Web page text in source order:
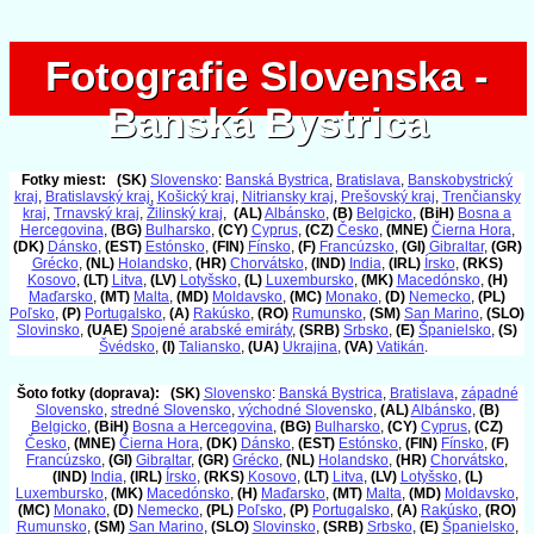
Fotografie Slovenska -
Banská Bystrica
Fotografie Slovenska -
Banská Bystrica
Fotky miest: (SK) Slovensko: Banská Bystrica, Bratislava, Banskobystrický
kraj, Bratislavský kraj, Košický kraj, Nitriansky kraj, Prešovský kraj, Trenčiansky
kraj, Trnavský kraj, Žilinský kraj, (AL)Albánsko, (B) Belgicko, (BiH) Bosna a
Hercegovina, (BG) Bulharsko, (CY) Cyprus, (CZ) Česko, (MNE) Čierna Hora,
(DK) Dánsko, (EST) Estónsko, (FIN) Fínsko, (F) Francúzsko, (GI) Gibraltar, (GR)
Grécko, (NL) Holandsko, (HR) Chorvátsko, (IND) India, (IRL) Írsko, (RKS)
Kosovo, (LT) Litva, (LV) Lotyšsko, (L) Luxembursko, (MK) Macedónsko, (H)
Maďarsko, (MT) Malta, (MD) Moldavsko, (MC) Monako, (D) Nemecko, (PL)
Poľsko, (P) Portugalsko, (A) Rakúsko, (RO) Rumunsko, (SM) San Marino, (SLO)
Slovinsko, (UAE) Spojené arabské emiráty, (SRB) Srbsko, (E) Španielsko, (S)
Švédsko, (I) Taliansko, (UA) Ukrajina, (VA) Vatikán.
Šoto fotky (doprava): (SK) Slovensko: Banská Bystrica, Bratislava, západné
Slovensko, stredné Slovensko, východné Slovensko, (AL)Albánsko, (B)
Belgicko, (BiH) Bosna a Hercegovina, (BG) Bulharsko, (CY) Cyprus, (CZ)
Česko, (MNE) Čierna Hora, (DK) Dánsko, (EST) Estónsko, (FIN) Fínsko, (F)
Francúzsko, (GI) Gibraltar, (GR) Grécko, (NL) Holandsko, (HR) Chorvátsko,
(IND) India, (IRL) Írsko, (RKS) Kosovo, (LT) Litva, (LV) Lotyšsko, (L)
Luxembursko, (MK) Macedónsko, (H) Maďarsko, (MT) Malta, (MD) Moldavsko,
(MC) Monako, (D) Nemecko, (PL) Poľsko, (P) Portugalsko, (A) Rakúsko, (RO)
Rumunsko, (SM) San Marino, (SLO) Slovinsko, (SRB) Srbsko, (E) Španielsko,